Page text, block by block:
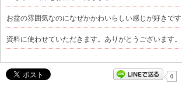
お盆の雰囲気なのになぜかかわいらしい感じが好きです
資料に使わせていただきます。ありがとうございます。
0